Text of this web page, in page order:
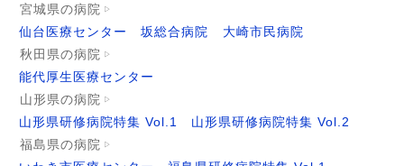
宮城県の病院
仙台医療センター
坂総合病院
大崎市民病院
秋田県の病院
能代厚生医療センター
山形県の病院
山形県研修病院特集 Vol.1
山形県研修病院特集 Vol.2
福島県の病院